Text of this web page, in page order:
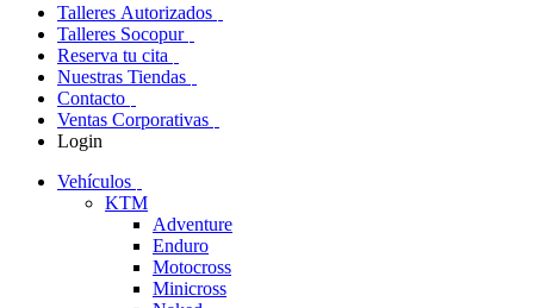
Talleres Autorizados
Talleres Socopur
Reserva tu cita
Nuestras Tiendas
Contacto
Ventas Corporativas
Login
Vehículos
KTM
Adventure
Enduro
Motocross
Minicross